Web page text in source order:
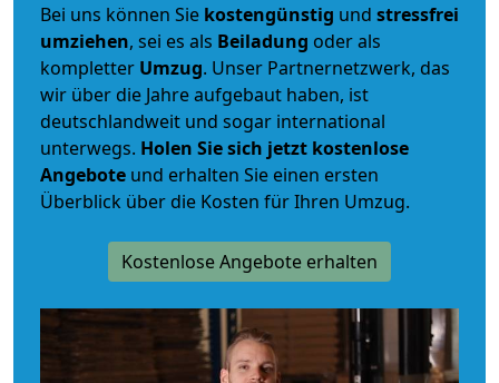
Bei uns können Sie kostengünstig und stressfrei
umziehen, sei es als Beiladung oder als
kompletter Umzug. Unser Partnernetzwerk, das
wir über die Jahre aufgebaut haben, ist
deutschlandweit und sogar international
unterwegs. Holen Sie sich jetzt kostenlose
Angebote und erhalten Sie einen ersten
Überblick über die Kosten für Ihren Umzug.
Kostenlose Angebote erhalten